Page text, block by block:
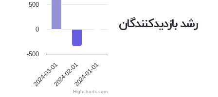
رشد بازدیدکنندگان
2024-03-012024-02-012024-01-01
-500
0
500
Highcharts.com